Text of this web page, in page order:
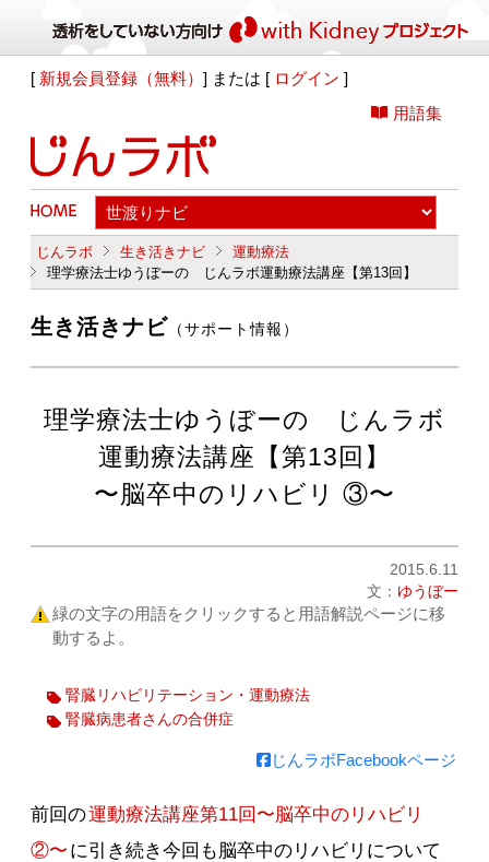
[ 新規会員登録（無料）] または [ ログイン ]
用語集
じんラボ 生き活きナビ
運動療法
理学療法士ゆうぼーの じんラボ運動療法講座【第13回】
生き活きナビ （サポート情報）
理学療法士ゆうぼーの じんラボ
運動療法講座【第13回】
〜脳卒中のリハビリ ③〜
2015.6.11
文： ゆうぼー
緑の文字の用語をクリックすると用語解説ページに移
動するよ。
腎臓リハビリテーション・運動療法
腎臓病患者さんの合併症
じんラボFacebookページ
前回の運動療法講座第11回〜脳卒中のリハビリ
②〜 に引き続き今回も脳卒中のリハビリについて